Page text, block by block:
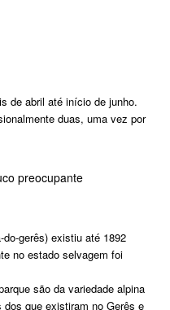
de abril até início de junho.
duas, uma vez por
preocupante
gerês) existiu até 1892
no estado selvagem foi
são da variedade alpina
que existiram no Gerês e